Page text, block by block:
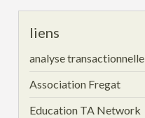
liens
analyse transactionnelle
Association Fregat
Education TA Network